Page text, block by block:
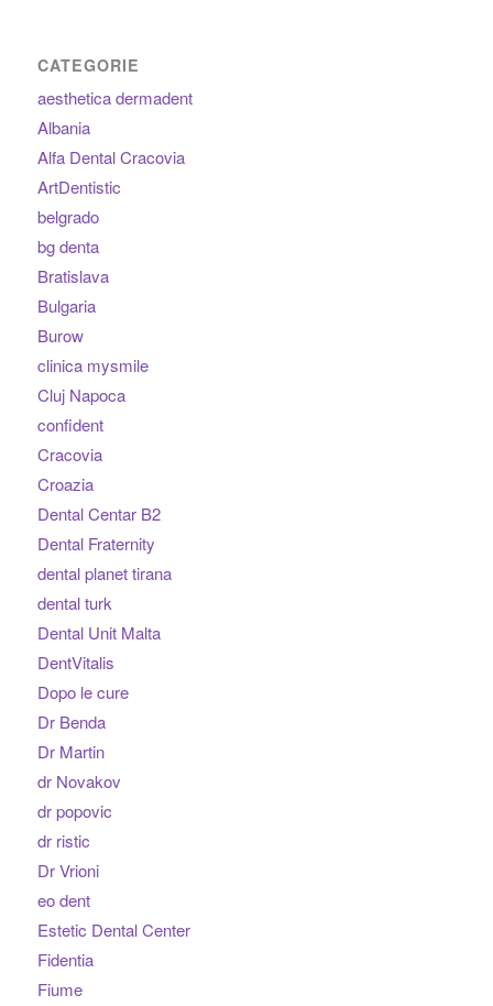
CATEGORIE
aesthetica dermadent
Albania
Alfa Dental Cracovia
ArtDentistic
belgrado
bg denta
Bratislava
Bulgaria
Burow
clinica mysmile
Cluj Napoca
confident
Cracovia
Croazia
Dental Centar B2
Dental Fraternity
dental planet tirana
dental turk
Dental Unit Malta
DentVitalis
Dopo le cure
Dr Benda
Dr Martin
dr Novakov
dr popovic
dr ristic
Dr Vrioni
eo dent
Estetic Dental Center
Fidentia
Fiume